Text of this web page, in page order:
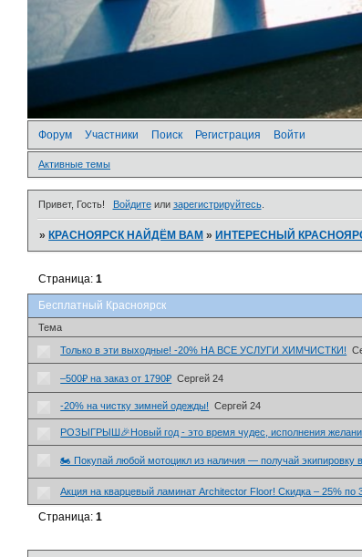
Форум Участники Поиск Регистрация Войти
Активные темы
Привет, Гость! Войдитеили зарегистрируйтесь.
» КРАСНОЯРСК НАЙДЁМ ВАМ » ИНТЕРЕСНЫЙ
Бесплатный Красноярск
Страница:1
Тема
Только в эти выходные! -20% НА ВСЕ УСЛУГИ ХИМЧИСТКИ!
–500₽ на заказ от 1790₽ Сергей 24
-20% на чистку зимней одежды! Сергей 24
РОЗЫГРЫШ🎉Новый год - это время чудес, исполнения
🏍️ Покупай любой мотоцикл из наличия — получай экипировку
Акция на кварцевый ламинат Architector Floor! Скидка – 25% по
Страница:1